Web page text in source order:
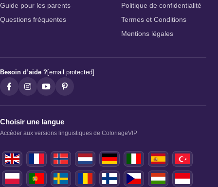
Guide pour les parents
Questions fréquentes
Politique de confidentialité
Termes et Conditions
Mentions légales
Besoin d’aide ?[email protected]
Choisir une langue
Accéder aux versions linguistiques de ColoriageVIP